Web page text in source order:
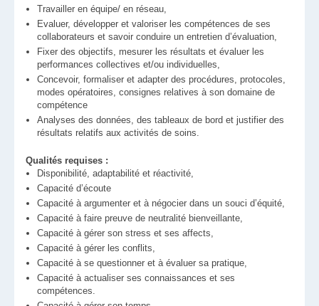
Travailler en équipe/ en réseau,
Evaluer, développer et valoriser les compétences de ses
collaborateurs et savoir conduire un entretien d’évaluation,
Fixer des objectifs, mesurer les résultats et évaluer les
performances collectives et/ou individuelles,
Concevoir, formaliser et adapter des procédures, protocoles,
modes opératoires, consignes relatives à son domaine de
compétence
Analyses des données, des tableaux de bord et justifier des
résultats relatifs aux activités de soins.
Qualités requises :
Disponibilité, adaptabilité et réactivité,
Capacité d’écoute
Capacité à argumenter et à négocier dans un souci d’équité,
Capacité à faire preuve de neutralité bienveillante,
Capacité à gérer son stress et ses affects,
Capacité à gérer les conflits,
Capacité à se questionner et à évaluer sa pratique,
Capacité à actualiser ses connaissances et ses
compétences.